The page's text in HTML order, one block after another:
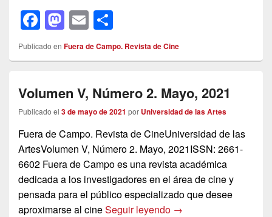
F
a
c
b
o
o
k
M
a
st
d
o
n
E
m
ail
o
m
ar
tir
Publicado en Fuera de Campo. Revista de Cine
Volumen V, Número 2. Mayo, 2021
Publicado el 3 de mayo de 2021 por Universidad de las Artes
Fuera de Campo. Revista de CineUniversidad de las
ArtesVolumen V, Número 2. Mayo, 2021ISSN: 2661-
6602 Fuera de Campo es una revista académica
dedicada a los investigadores en el área de cine y
pensada para el público especializado que desee
aproximarse al cineSeguir leyendo Volumen V, Número
→